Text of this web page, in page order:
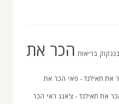
בנגקוק בריאות הכר את
את תאילנד - פאי הכר את
את תאילנד - צ'אנג ראי הכר